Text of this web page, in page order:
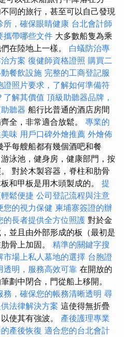
同的旅行，甚至可以自己發現
所，確保眼睛健康 台北會計師
攜帶哪些文件 大多數船隻為乘
在陸地上一樣。 白蟻防治專
方案 復健師資格證照 購買二
餐飲設施 完整的工商登記服
證照片要求，了解如何準備符
了解其價值 頂級助聽器品牌，
聽器 船行比普通的酒店房間
全，非常適合放鬆。 專業的
味 用戶口碑外燴推薦 外燴佈
乎每艘船都有幾個酒吧和餐
泳池，健身房，健康部門，按
對於木製容器，脊柱和肋骨
和甲板是用木頭製成的。 提
鬆便捷 公司登記流程與注意
您的視力保健 柬埔寨簽證的辦
的長者提供全方位照護 對於金
並且由外部形成的板（最初是
骨上加固。 精準的關鍵字搜
市場上私人墓地的選擇 台胞證
透明，服務高效可靠 在開放的
劃中閉合，門從船上移開。
務，確保您的帳務清晰透明 尋
法律解決方案 這使得無折疊
使其有強波。 產後護理專業
產後恢復 適合您的台北會計